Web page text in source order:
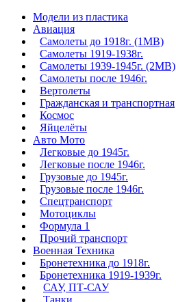
Модели из пластика
Авиация
Самолеты до 1918г. (1МВ)
Самолеты 1919-1938г.
Самолеты 1939-1945г. (2МВ)
Самолеты после 1946г.
Вертолеты
Гражданская и транспортная
Космос
Яйцелёты
Авто Мото
Легковые до 1945г.
Легковые после 1946г.
Грузовые до 1945г.
Грузовые после 1946г.
Спецтранспорт
Мотоциклы
Формула 1
Прочий транспорт
Военная Техника
Бронетехника до 1918г.
Бронетехника 1919-1939г.
САУ, ПТ-САУ
Танки